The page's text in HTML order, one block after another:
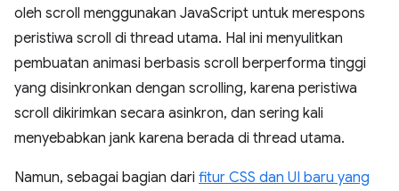
oleh scroll menggunakan JavaScript untuk merespons
peristiwa scroll di thread utama. Hal ini menyulitkan
pembuatan animasi berbasis scroll berperforma tinggi
yang disinkronkan dengan scrolling, karena peristiwa
scroll dikirimkan secara asinkron, dan sering kali
menyebabkan jank karena berada di thread utama.
Namun, sebagai bagian dari fitur CSS dan UI baru yang